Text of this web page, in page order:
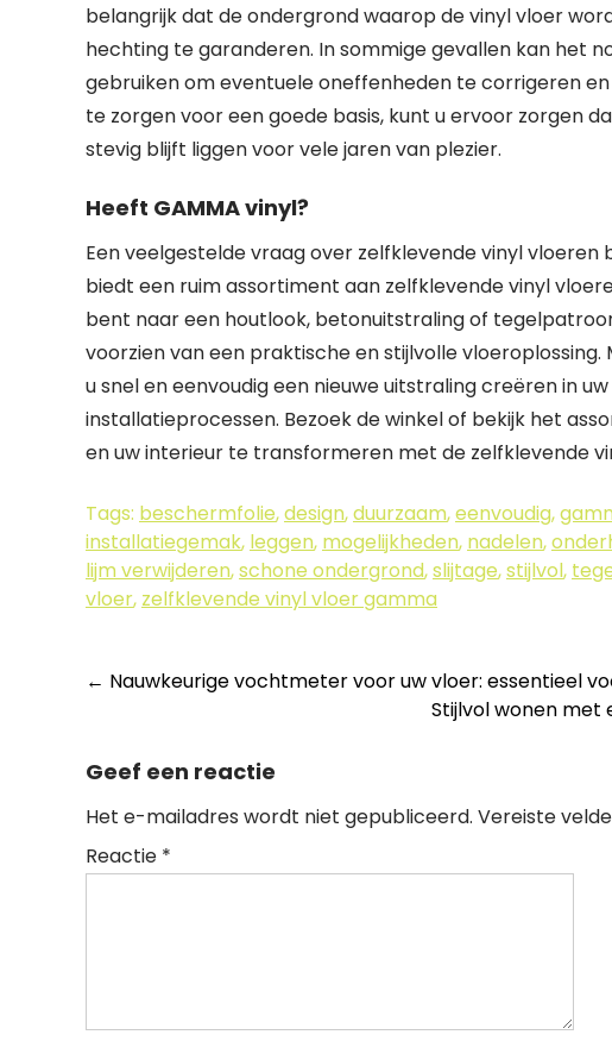
belangrijk dat de ondergrond waarop de vinyl vloer
hechting te garanderen. In sommige gevallen kan het
gebruiken om eventuele oneffenheden te corrigeren
te zorgen voor een goede basis, kunt u ervoor zorgen
stevig blijft liggen voor vele jaren van plezier.
Heeft GAMMA vinyl?
Een veelgestelde vraag over zelfklevende vinyl vloeren
biedt een ruim assortiment aan zelfklevende vinyl
bent naar een houtlook, betonuitstraling of
voorzien van een praktische en stijlvolle
u snel en eenvoudig een nieuwe uitstraling creëren in
installatieprocessen. Bezoek de winkel of bekijk het
en uw interieur te transformeren met de zelfklevende
Tags: beschermfolie,design,duurzaam,eenvoudig,
installatiegemak, leggen, mogelijkheden, nadelen,
lijm verwijderen,schone ondergrond,slijtage,stijlvol,
vloer, zelfklevende vinyl vloer gamma
Berichtnavigatie
← Nauwkeurige vochtmeter voor uw vloer: essentieel
Stijlvol wonen met
Geef een reactie
Het e-mailadres wordt niet gepubliceerd. Vereiste
Reactie *